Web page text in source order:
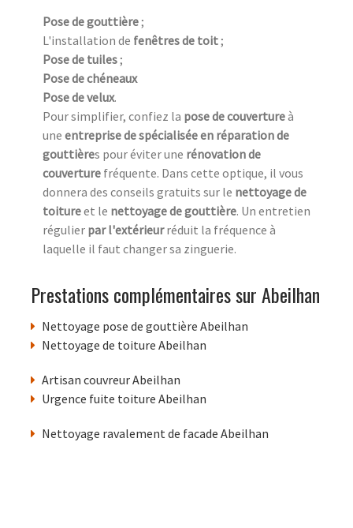
Pose de gouttière;
L'installation de fenêtres de toit;
Pose de tuiles;
Pose de chéneaux
Pose de velux.
Pour simplifier, confiez la pose de couvertureà
une entreprise de spécialisée en réparation de
gouttières pour éviter une rénovation de
couverture fréquente. Dans cette optique, il vous
donnera des conseils gratuits sur le nettoyage de
toitureet le nettoyage de gouttière. Un entretien
régulier par l'extérieurréduit la fréquence à
laquelle il faut changer sa zinguerie.
Prestations complémentaires sur Abeilhan
Nettoyage pose de gouttière Abeilhan
Nettoyage de toiture Abeilhan
Artisan couvreur Abeilhan
Urgence fuite toiture Abeilhan
Nettoyage ravalement de facade Abeilhan